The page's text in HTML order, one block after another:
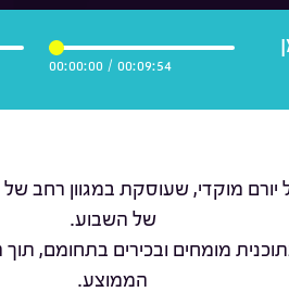
00:09:54
/
00:00:00
מוקדי, שעוסקת במגוון רחב
של השבוע.
מומחים ובכירים בתחומם,
הממוצע.